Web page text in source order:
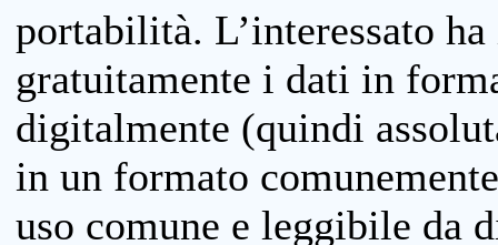
portabilità. L’interessato
gratuitamente i dati in
digitalmente (quindi
in un formato
uso comune e leggibile da